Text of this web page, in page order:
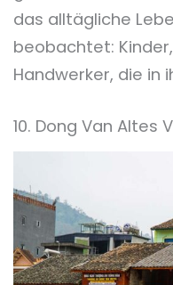
das alltägliche
beobachtet:
Handwerker, die in
10. Dong Van Altes